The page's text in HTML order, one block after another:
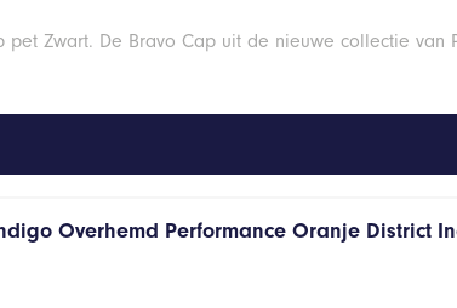
pet Zwart. De Bravo Cap uit de nieuwe collectie
Overhemd Performance Oranje District